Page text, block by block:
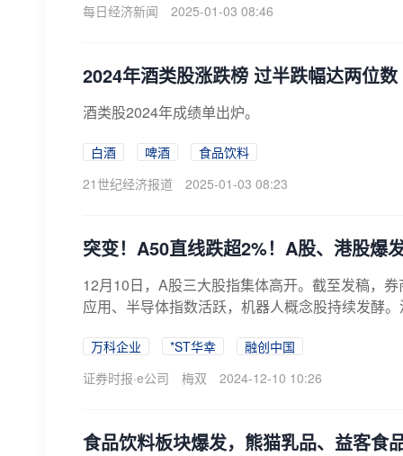
每日经济新闻
2025-01-03 08:46
2024年酒类股涨跌榜 过半跌幅达两位
酒类股2024年成绩单出炉。
白酒 啤酒
食品饮料
21世纪经济报道
2025-01-03 08:23
突变！A50直线跌超2%！A股、港股爆
12月10日，A股三大股指集体高开。截至发稿，
应用、半导体指数活跃，机器人概念股持续发酵
万科企业 *ST华幸
融创中国
证券时报·e公司
梅双 2024-12-10 10:26
食品饮料板块爆发，熊猫乳品、益客食